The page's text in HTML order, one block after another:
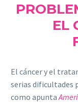
EL
El cáncer y el
serias dificultades
como apunta